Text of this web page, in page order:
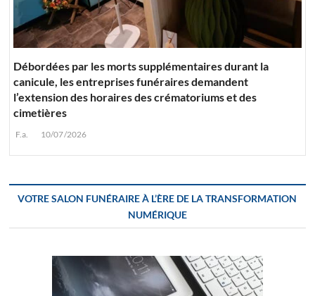
Débordées par les morts supplémentaires durant la
canicule, les entreprises funéraires demandent
l’extension des horaires des crématoriums et des
cimetières
F.a. 10/07/2026
VOTRE SALON FUNÉRAIRE À L’ÈRE DE LA TRANSFORMATION
NUMÉRIQUE